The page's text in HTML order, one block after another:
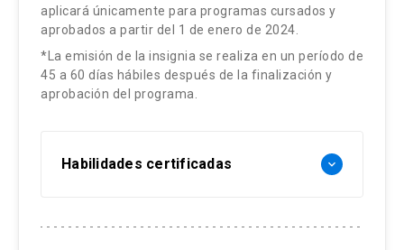
Ética en la mediación.
Normas éticas nacionales e internacionales.
Gestión de la información: confidencialidad y
El rol de los asesores y expertos en el
aplicará únicamente para programas cursados y
aprobados a partir del 1 de enero de 2024.
*La emisión de la insignia se realiza en un período de
45 a 60 días hábiles después de la finalización y
aprobación del programa.
Habilidades certificadas keyboard_arrow_down
Mediación comercial